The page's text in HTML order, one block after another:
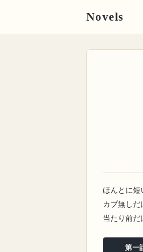
Novels
ほんとに短
カプ無し
当たり前だ
第一